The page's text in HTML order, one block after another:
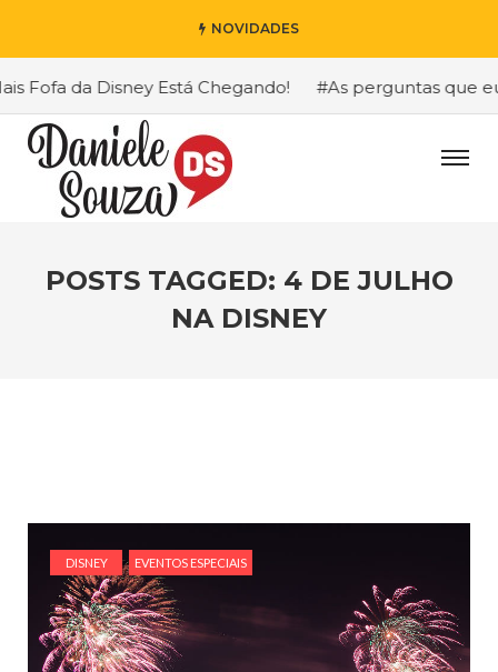
NOVIDADES
da Disney Está Chegando! #As perguntas que eu
POSTS TAGGED: 4 DE JULHO
NA DISNEY
DISNEY EVENTOS ESPECIAIS